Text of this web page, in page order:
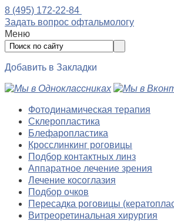
8 (495) 172-22-84
Задать вопрос офтальмологу
Меню
Добавить в Закладки
Фотодинамическая терапия
Склеропластика
Блефаропластика
Кросслинкинг роговицы
Подбор контактных линз
Аппаратное лечение зрения
Лечение косоглазия
Подбор очков
Пересадка роговицы
Витреоретинальная хирургия